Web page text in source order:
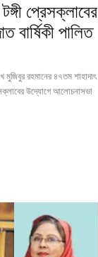
প্রেসক্লাবের
বার্ষিকী পালিত
মুজিবুর রহমানের ৪৭তম শাহাদাৎ
উদ্যোগে আলোচনাসভা